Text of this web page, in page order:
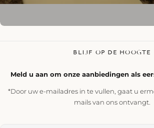
BLIJF OP DE HOOGTE
Meld u aan om onze aanbiedingen als
*Door uw e-mailadres in te vullen, gaat u
mails van ons ontvangt.